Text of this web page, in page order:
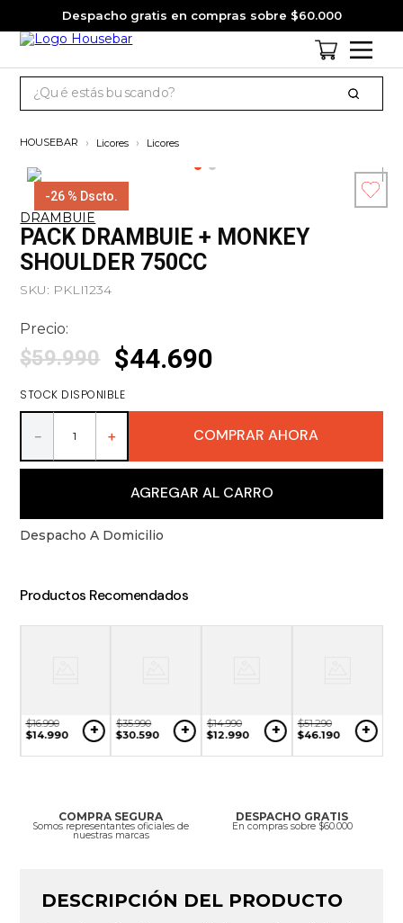
Despacho gratis en compras sobre $60.000
pack
3.
gin
4 .
jagermeister
5.
miniatura
7 .
whisky
9.
packs
10
vino
Licores Licores
-26 % Dscto.
DRAMBUIE
PACK DRAMBUIE + MONKEY
SHOULDER 750CC
SKU: PKLI1234
Precio:
$59.990 $44.690
STOCK DISPONIBLE
＋
－ COMPRAR AHORA
AGREGAR AL CARRO
Despacho A Domicilio
Productos Recomendados
$16.990
$14.990 + $35.990
$30.590 + $14.990
$12.990 + $51.290
$46.190 +
COMPRA SEGURA
Somos representantes oficiales de
nuestras marcas
DESPACHO GRATIS
En compras sobre $60.000
DESCRIPCIÓN DEL PRODUCTO